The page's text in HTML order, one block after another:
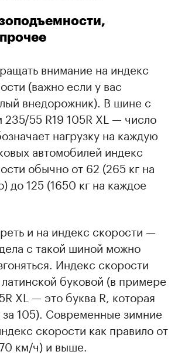
внимание на индекс
(важно если у вас
внедорожник). В шине с
235/55 R19 105R XL — число
нагрузку на каждую
автомобилей индекс
обычно от 62 (265 кг на
до 125 (1650 кг на каждое
и на индекс скорости —
с такой шиной можно
Индекс скорости
буковой (в примере
XL — это буква R, которая
за 105). Современные зимние
скорости как правило от
км/ч) и выше.